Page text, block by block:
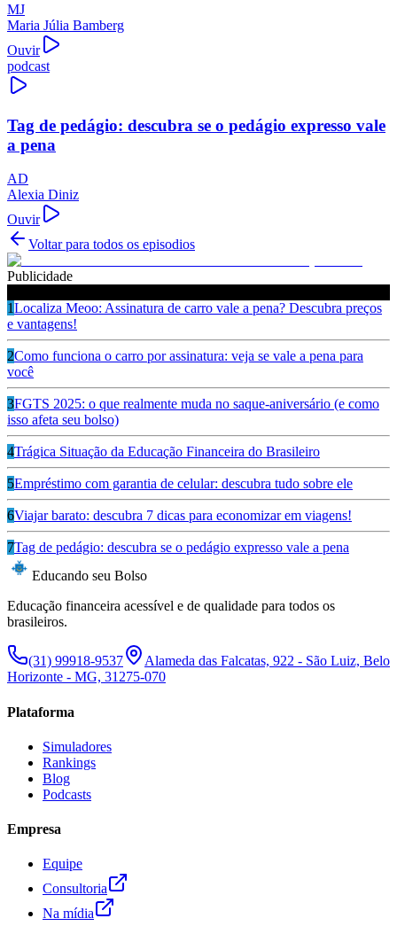
MJ
Maria Júlia Bamberg
Ouvir
podcast
Tag de pedágio: descubra se o pedágio expresso vale
a pena
AD
Alexia Diniz
Ouvir
Voltar para todos os episodios
Publicidade
1Localiza Meoo: Assinatura de carro vale a pena? Descubra preços
e vantagens!
2Como funciona o carro por assinatura: veja se vale a pena para
você
3FGTS 2025: o que realmente muda no saque-aniversário (e como
isso afeta seu bolso)
4Trágica Situação da Educação Financeira do Brasileiro
5Empréstimo com garantia de celular: descubra tudo sobre ele
6Viajar barato: descubra 7 dicas para economizar em viagens!
7Tag de pedágio: descubra se o pedágio expresso vale a pena
Educando seu Bolso
Educação financeira acessível e de qualidade para todos os
brasileiros.
(31) 99918-9537
Alameda das Falcatas, 922 - São Luiz, Belo
Horizonte - MG, 31275-070
Plataforma
Simuladores
Rankings
Blog
Podcasts
Empresa
Equipe
Consultoria
Na mídia